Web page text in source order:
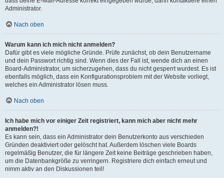
Administrator.
Nach oben
Warum kann ich mich nicht anmelden?
Dafür gibt es viele mögliche Gründe. Prüfe zunächst, ob dein Benutzername
und dein Passwort richtig sind. Wenn dies der Fall ist, wende dich an einen
Board-Administrator, um sicherzugehen, dass du nicht gesperrt wurdest. Es ist
ebenfalls möglich, dass ein Konfigurationsproblem mit der Website vorliegt,
welches ein Administrator lösen muss.
Nach oben
Ich habe mich vor einiger Zeit registriert, kann mich aber nicht mehr
anmelden?!
Es kann sein, dass ein Administrator dein Benutzerkonto aus verschieden
Gründen deaktiviert oder gelöscht hat. Außerdem löschen viele Boards
regelmäßig Benutzer, die für längere Zeit keine Beiträge geschrieben haben,
um die Datenbankgröße zu verringern. Registriere dich einfach erneut und
nimm aktiv an den Diskussionen teil!